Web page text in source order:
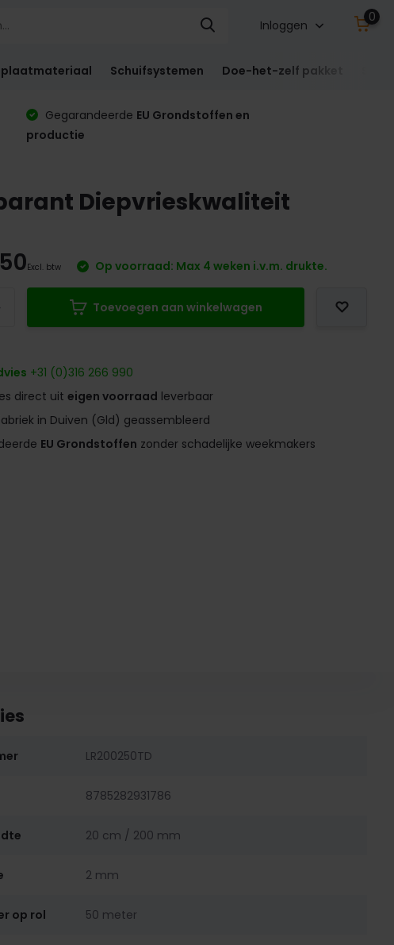
Inloggen
0
plaatmateriaal Schuifsystemen Doe-het-zelf pakket
Gegarandeerde EU Grondstoffen en
productie
Diepvrieskwaliteit
Excl. btw Op voorraad: Max 4 weken i.v.m. drukte.
Toevoegen aan winkelwagen
+31 (0)316 266 990
direct uiteigen voorraad leverbaar
in Duiven (Gld) geassembleerd
EU Grondstoffen zonder schadelijke weekmakers
LR200250TD
8785282931786
20 cm / 200 mm
2 mm
op rol 50 meter